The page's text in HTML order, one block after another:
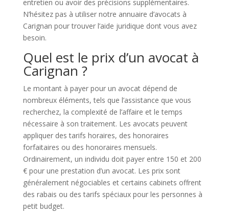
entretien ou avoir des précisions supplémentaires.
N’hésitez pas à utiliser notre annuaire d’avocats à
Carignan pour trouver l’aide juridique dont vous avez
besoin.
Quel est le prix d’un avocat à
Carignan ?
Le montant à payer pour un avocat dépend de
nombreux éléments, tels que l’assistance que vous
recherchez, la complexité de l’affaire et le temps
nécessaire à son traitement. Les avocats peuvent
appliquer des tarifs horaires, des honoraires
forfaitaires ou des honoraires mensuels.
Ordinairement, un individu doit payer entre 150 et 200
€ pour une prestation d’un avocat. Les prix sont
généralement négociables et certains cabinets offrent
des rabais ou des tarifs spéciaux pour les personnes à
petit budget.